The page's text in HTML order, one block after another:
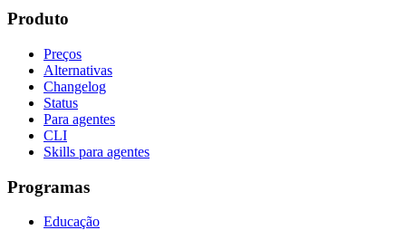
Produto
Preços
Alternativas
Changelog
Status
Para agentes
CLI
Skills para agentes
Programas
Educação